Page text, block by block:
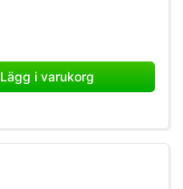
Lägg i varukorg